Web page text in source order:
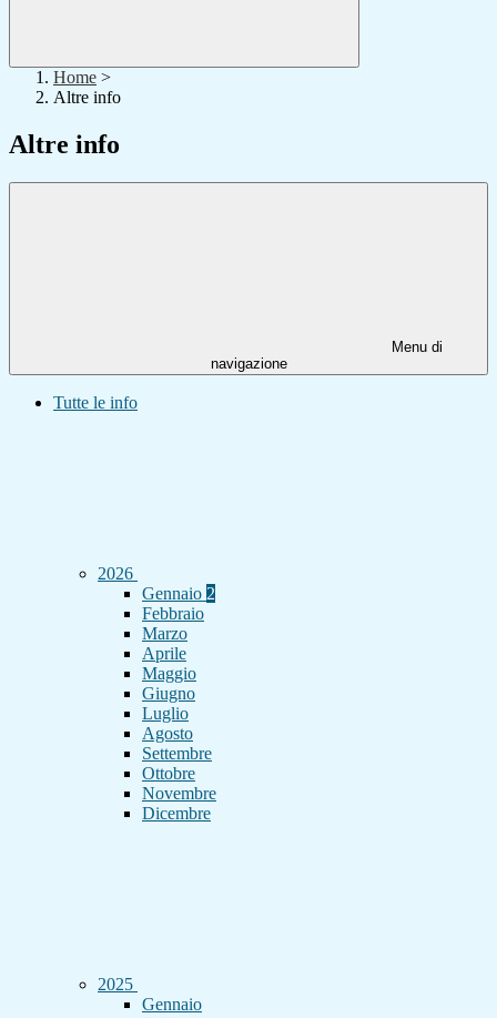
Home >
Altre info
Altre info
Menu di
navigazione
Tutte le info
2026
Gennaio 2
Febbraio
Marzo
Aprile
Maggio
Giugno
Luglio
Agosto
Settembre
Ottobre
Novembre
Dicembre
2025
Gennaio